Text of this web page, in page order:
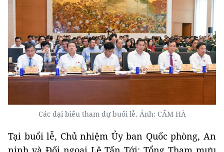
Các đại biểu tham dự buổi lễ. Ảnh: CẨM HÀ
Tại buổi lễ, Chủ nhiệm Ủy ban Quốc phòng, An